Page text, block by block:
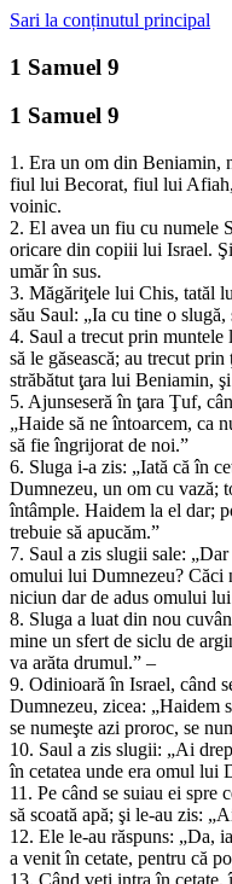
Sari la conținutul principal
1 Samuel 9
1 Samuel 9
1. Era un om din
fiul lui Becorat, fiul lui
voinic.
2. El avea un fiu cu numele
oricare din copiii lui Israel.
umăr în sus.
3. Măgăriţele lui Chis, tatăl
său Saul: „Ia cu tine o
4. Saul a trecut prin muntele
să le găsească; au trecut
străbătut ţara lui Beniamin,
5. Ajunseseră în ţara Ţuf,
„Haide să ne întoarcem, ca
să fie îngrijorat de noi.”
6. Sluga i-a zis: „Iată că în
Dumnezeu, un om cu vază;
întâmple. Haidem la el dar;
trebuie să apucăm.”
7. Saul a zis slugii sale:
omului lui Dumnezeu? Căci
niciun dar de adus omului
8. Sluga a luat din nou
mine un sfert de siclu de
va arăta drumul.” –
9. Odinioară în Israel, când
Dumnezeu, zicea: „Haidem
se numeşte azi proroc, se
10. Saul a zis slugii: „Ai
în cetatea unde era omul lui
11. Pe când se suiau ei spre
să scoată apă; şi le-au zis:
12. Ele le-au răspuns: „Da,
a venit în cetate, pentru că